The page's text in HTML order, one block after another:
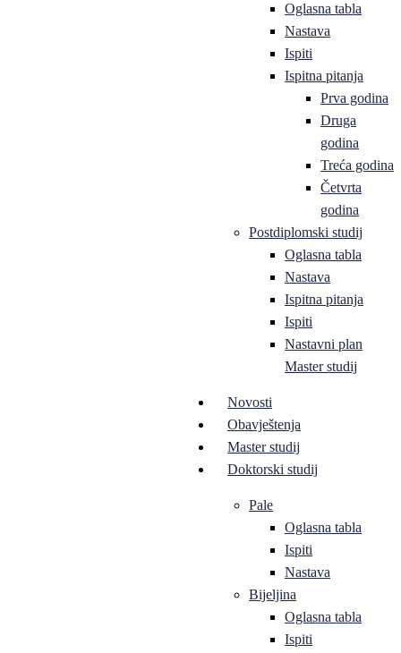
Oglasna tabla
Nastava
Ispiti
Ispitna pitanja
Prva godina
Druga
godina
Treća godina
Četvrta
godina
Postdiplomski studij
Oglasna tabla
Nastava
Ispitna pitanja
Ispiti
Nastavni plan
Master studij
Novosti
Obavještenja
Master studij
Doktorski studij
Pale
Oglasna tabla
Ispiti
Nastava
Bijeljina
Oglasna tabla
Ispiti